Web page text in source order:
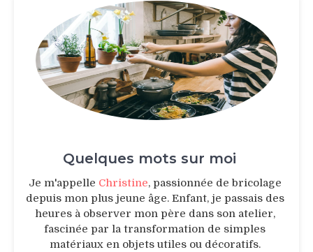
Quelques mots sur moi
Je m'appelle Christine, passionnée de bricolage
depuis mon plus jeune âge. Enfant, je passais des
heures à observer mon père dans son atelier,
fascinée par la transformation de simples
matériaux en objets utiles ou décoratifs.